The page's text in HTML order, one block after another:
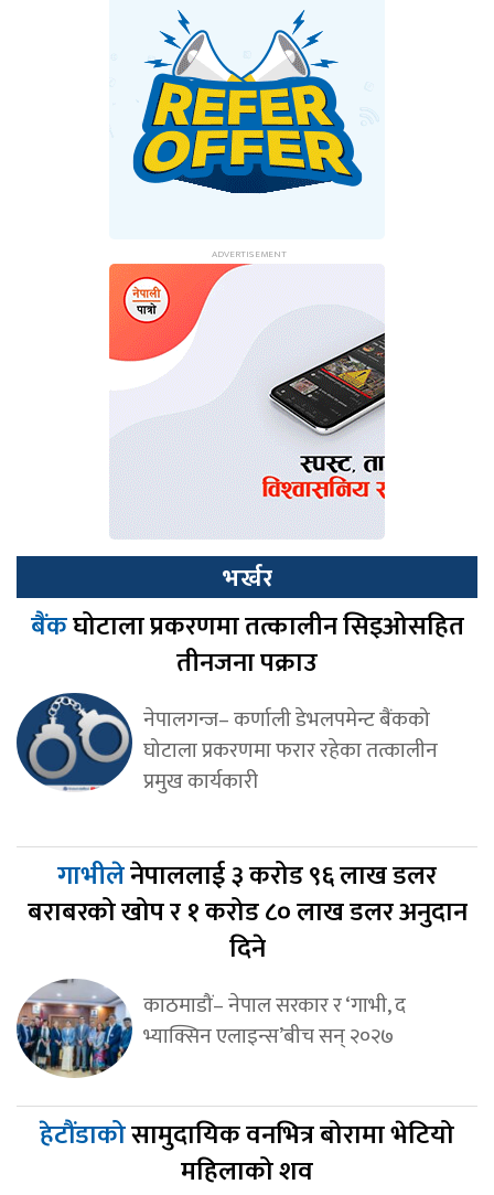
भर्खर
बैंकघोटाला प्रकरणमा तत्कालीन सिइओसहित
तीनजना पक्राउ
नेपालगन्ज– कर्णाली डेभलपमेन्ट बैंकको
घोटाला प्रकरणमा फरार रहेका तत्कालीन
प्रमुख कार्यकारी
गाभीलेनेपाललाई ३ करोड ९६ लाख डलर
बराबरको खोप र १ करोड ८० लाख डलर अनुदान
दिने
काठमाडौं– नेपाल सरकार र ‘गाभी, द
भ्याक्सिन एलाइन्स’बीच सन् २०२७
हेटौंडाकोसामुदायिक वनभित्र बोरामा भेटियो
महिलाको शव